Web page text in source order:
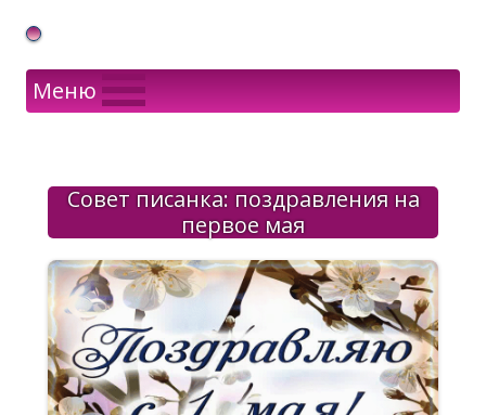
Gif Открытки в подарок
Меню
Совет писанка: поздравления на
первое мая